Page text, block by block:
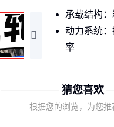
承载结构
动力系统
率
这种差异使
猜您喜欢
根据您的浏览，为您推